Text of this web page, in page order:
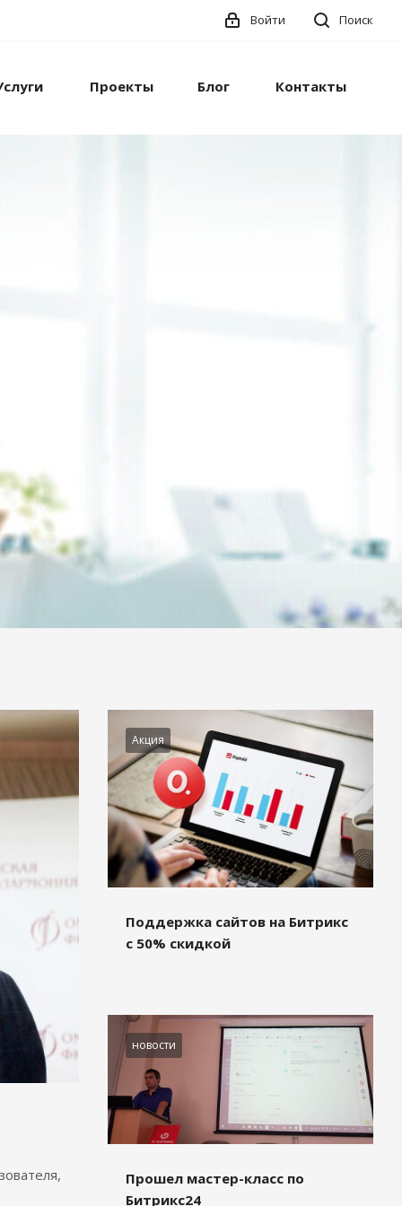
Поиск
Войти
Проекты Блог Контакты
Акция
Поддержка сайтов на Битрикс
с 50% скидкой
новости
Прошел мастер-класс по
Битрикс24